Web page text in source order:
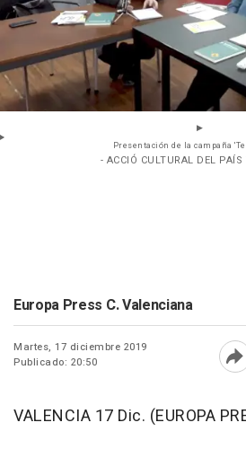
Presentación de la campaña
- ACCIÓ CULTURAL DEL PAÍS
Europa Press C. Valenciana
Martes, 17 diciembre 2019
Publicado: 20:50
VALENCIA 17 Dic. (EUROPA